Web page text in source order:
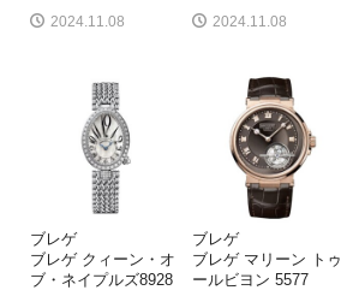
2024.11.08 2024.11.08
ブレゲ
ブレゲ クィーン・オ
ブ・ネイプルズ8928
ブレゲ
ブレゲ マリーン トゥ
ールビヨン 5577